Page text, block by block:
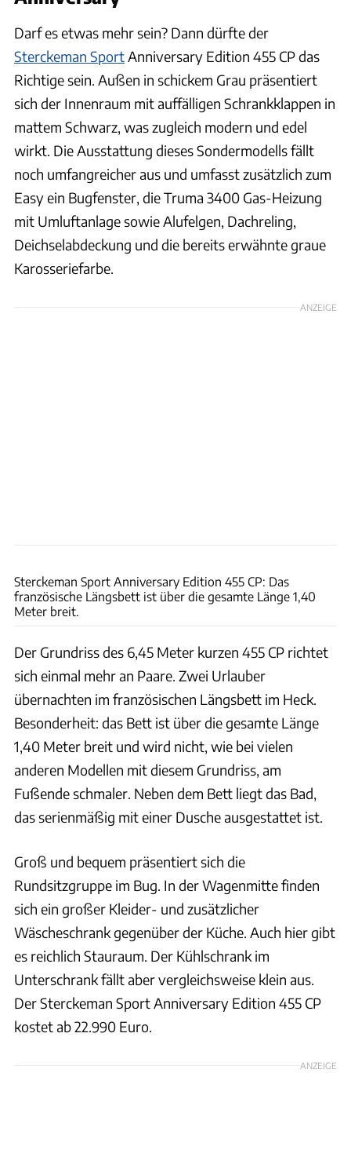
Darf es etwas mehr sein? Dann dürfte der
Sterckeman SportAnniversary Edition 455 CP das
Richtige sein. Außen in schickem Grau präsentiert
sich der Innenraum mit auffälligen Schrankklappen in
mattem Schwarz, was zugleich modern und edel
wirkt. Die Ausstattung dieses Sondermodells fällt
noch umfangreicher aus und umfasst zusätzlich zum
Easy ein Bugfenster, die Truma 3400 Gas-Heizung
mit Umluftanlage sowie Alufelgen, Dachreling,
Deichselabdeckung und die bereits erwähnte graue
Karosseriefarbe.
ANZEIGE
Sterckeman Sport Anniversary Edition 455 CP: Das
französische Längsbett ist über die gesamte Länge 1,40
Meter breit.
Der Grundriss des 6,45 Meter kurzen 455 CP richtet
sich einmal mehr an Paare. Zwei Urlauber
übernachten im französischen Längsbett im Heck.
Besonderheit: das Bett ist über die gesamte Länge
1,40 Meter breit und wird nicht, wie bei vielen
anderen Modellen mit diesem Grundriss, am
Fußende schmaler. Neben dem Bett liegt das Bad,
das serienmäßig mit einer Dusche ausgestattet ist.
Groß und bequem präsentiert sich die
Rundsitzgruppe im Bug. In der Wagenmitte finden
sich ein großer Kleider- und zusätzlicher
Wäscheschrank gegenüber der Küche. Auch hier gibt
es reichlich Stauraum. Der Kühlschrank im
Unterschrank fällt aber vergleichsweise klein aus.
Der Sterckeman Sport Anniversary Edition 455 CP
kostet ab 22.990 Euro.
ANZEIGE